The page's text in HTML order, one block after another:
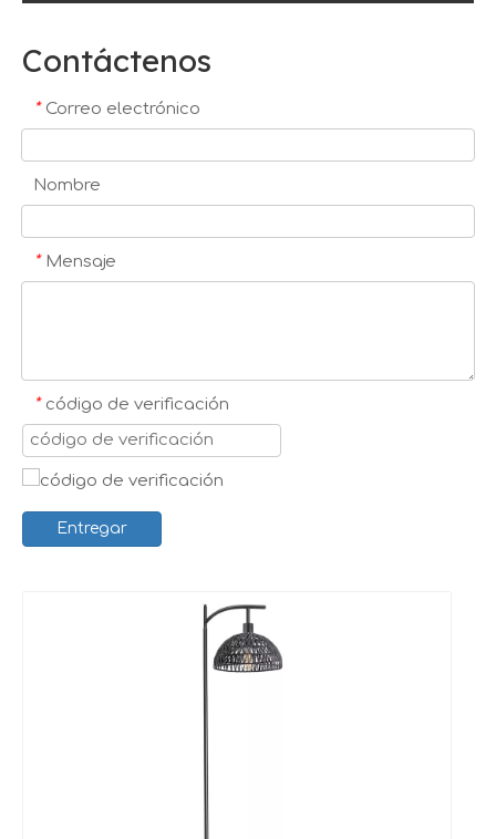
Contáctenos
* Correo electrónico
Nombre
* Mensaje
* código de verificación
Entregar